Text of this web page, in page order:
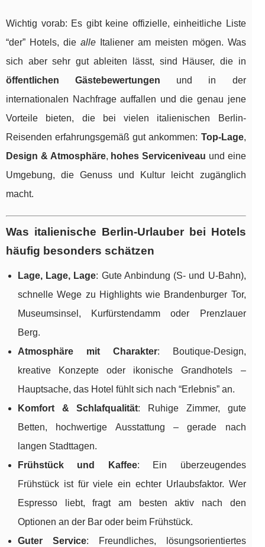
Wichtig vorab: Es gibt keine offizielle, einheitliche Liste
“der” Hotels, die alleItaliener am meisten mögen. Was
sich aber sehr gut ableiten lässt, sind Häuser, die in
öffentlichen Gästebewertungen und in der
internationalen Nachfrage auffallen und die genau jene
Vorteile bieten, die bei vielen italienischen Berlin-
Reisenden erfahrungsgemäß gut ankommen: Top-Lage,
Design & Atmosphäre, hohes Serviceniveau und eine
Umgebung, die Genuss und Kultur leicht zugänglich
macht.
Was italienische Berlin-Urlauber bei Hotels
häufig besonders schätzen
Lage, Lage, Lage: Gute Anbindung (S- und U-Bahn),
schnelle Wege zu Highlights wie Brandenburger Tor,
Museumsinsel, Kurfürstendamm oder Prenzlauer
Berg.
Atmosphäre mit Charakter: Boutique-Design,
kreative Konzepte oder ikonische Grandhotels –
Hauptsache, das Hotel fühlt sich nach “Erlebnis” an.
Komfort & Schlafqualität: Ruhige Zimmer, gute
Betten, hochwertige Ausstattung – gerade nach
langen Stadttagen.
Frühstück und Kaffee: Ein überzeugendes
Frühstück ist für viele ein echter Urlaubsfaktor. Wer
Espresso liebt, fragt am besten aktiv nach den
Optionen an der Bar oder beim Frühstück.
Guter Service: Freundliches, lösungsorientiertes